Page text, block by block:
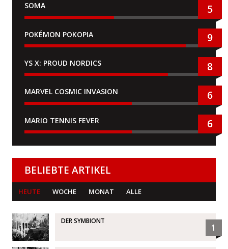
SOMA 5
POKÉMON POKOPIA 9
YS X: PROUD NORDICS 8
MARVEL COSMIC INVASION 6
MARIO TENNIS FEVER 6
BELIEBTE ARTIKEL
HEUTE WOCHE MONAT ALLE
DER SYMBIONT
1